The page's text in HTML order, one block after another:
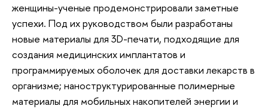
женщины-ученые продемонстрировали заметные
успехи. Под их руководством были разработаны
новые материалы для 3D-печати, подходящие для
создания медицинских имплантатов и
программируемых оболочек для доставки лекарств в
организме; наноструктурированные полимерные
материалы для мобильных накопителей энергии и